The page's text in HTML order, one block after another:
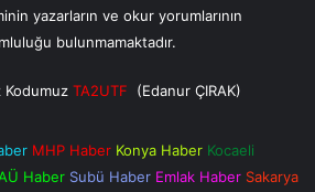
yazarların ve okur yorumlarının
bulunmamaktadır.
Kodumuz TA2UTF (Edanur ÇIRAK)
MHP Haber Konya Haber Kocaeli
Haber Subü Haber Emlak Haber Sakarya